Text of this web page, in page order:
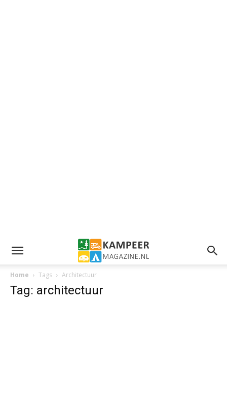
Home Tags Architectuur
Tag: architectuur